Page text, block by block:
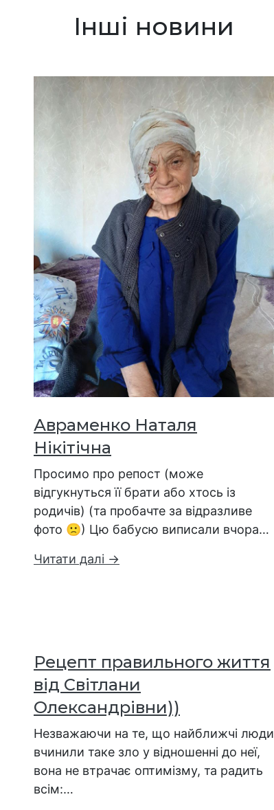
Інші новини
Авраменко Наталя
Нікітічна
Просимо про репост (може
відгукнуться її брати або хтось із
родичів) (та пробачте за відразливе
фото 🙁) Цю бабусю виписали вчора…
Читати далі →
Рецепт правильного життя
від Світлани
Олександрівни))
Незважаючи на те, що найближчі люди
вчинили таке зло у відношенні до неї,
вона не втрачає оптимізму, та радить
всім:…